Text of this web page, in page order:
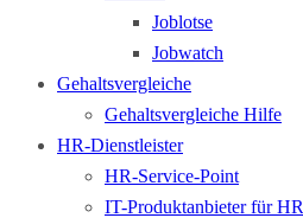
Joblotse
Jobwatch
Gehaltsvergleiche
Gehaltsvergleiche Hilfe
HR-Dienstleister
HR-Service-Point
IT-Produktanbieter für HR